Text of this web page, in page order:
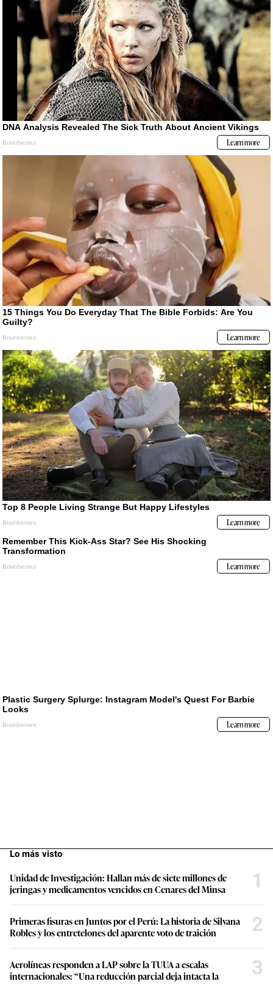
Lo más visto
Unidad de Investigación: Hallan más de siete millones de
jeringas y medicamentos vencidos en Cenares del Minsa
1
Primeras fisuras en Juntos por el Perú: La historia de Silvana
Robles y los entretelones del aparente voto de traición
2
Aerolíneas responden a LAP sobre la TUUA a escalas
internacionales: “Una reducción parcial deja intacta la
3